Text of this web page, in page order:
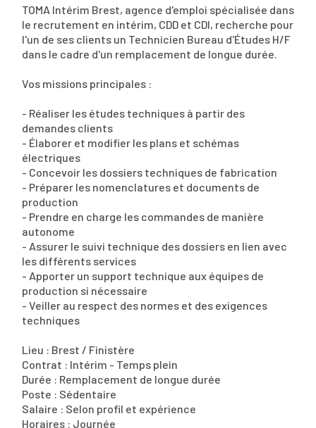
TOMA Intérim Brest, agence d'emploi spécialisée dans
le recrutement en intérim, CDD et CDI, recherche pour
l'un de ses clients un Technicien Bureau d'Études H/F
dans le cadre d'un remplacement de longue durée.
Vos missions principales :
- Réaliser les études techniques à partir des
demandes clients
- Élaborer et modifier les plans et schémas
électriques
- Concevoir les dossiers techniques de fabrication
- Préparer les nomenclatures et documents de
production
- Prendre en charge les commandes de manière
autonome
- Assurer le suivi technique des dossiers en lien avec
les différents services
- Apporter un support technique aux équipes de
production si nécessaire
- Veiller au respect des normes et des exigences
techniques
Lieu : Brest / Finistère
Contrat : Intérim - Temps plein
Durée : Remplacement de longue durée
Poste : Sédentaire
Salaire : Selon profil et expérience
Horaires : Journée